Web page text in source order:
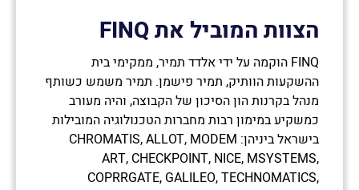
הצוות המוביל אתFINQ
FINQ הוקמה על ידי אלדד תמיר, ממקימי בית
ההשקעות הוותיק, תמיר פישמן. תמיר משמש כשותף
מנהל בקרנות הון הסיכון של הקבוצה, והיה מעורב
כמשקיע במימון רבות מחברות הטכנולוגיה המובילות
בישראל ביניהן: CHROMATIS, ALLOT, MODEM
ART, CHECKPOINT, NICE, MSYSTEMS,
COPRRGATE, GALILEO, TECHNOMATICS,